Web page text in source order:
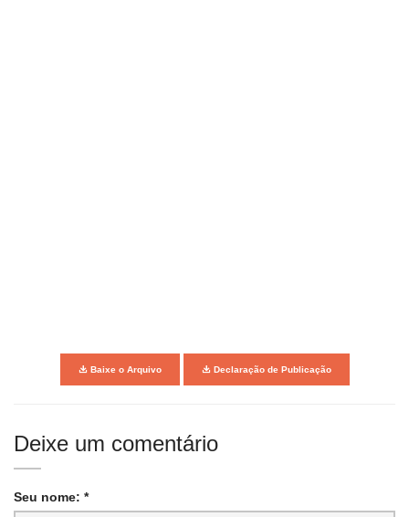
Baixe o Arquivo Declaração de Publicação
Deixe um comentário
Seu nome: *